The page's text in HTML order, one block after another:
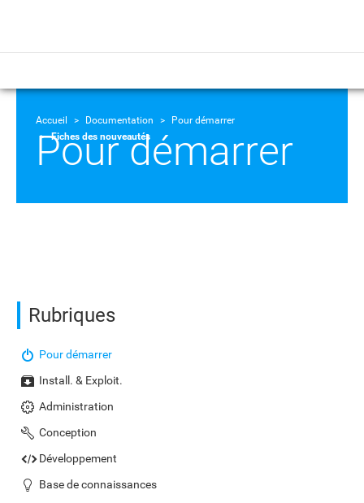
Accueil Documentation
Pour démarrer
Fiches des nouveautés
Pour démarrer
Rubriques
Pour démarrer
Install. & Exploit.
Administration
Conception
Développement
Base de connaissances